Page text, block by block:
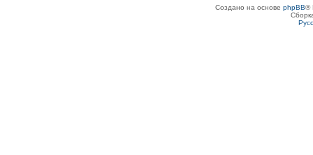
Создано на основе phpBB®